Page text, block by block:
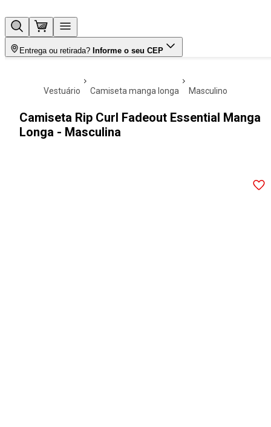
Entrega ou retirada? Informe o seu CEP
vestuário camiseta manga longa masculino
Camiseta Rip Curl Fadeout Essential Manga
Longa - Masculina